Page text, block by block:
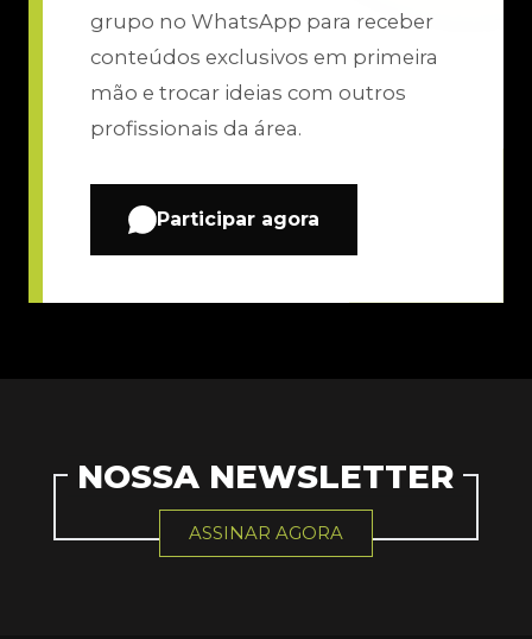
grupo no WhatsApp para receber
conteúdos exclusivos em primeira
mão e trocar ideias com outros
profissionais da área.
Participar agora
NOSSA NEWSLETTER
ASSINAR AGORA